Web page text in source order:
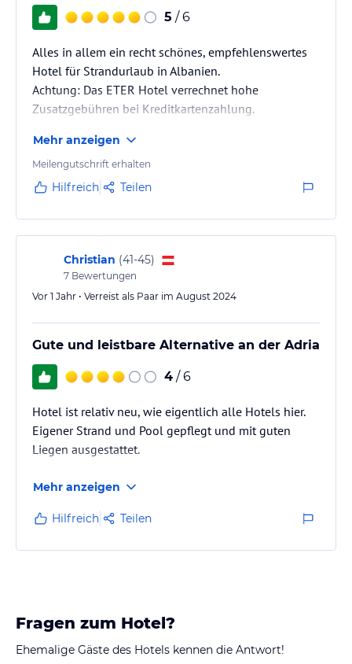
5 / 6
Alles in allem ein recht schönes, empfehlenswertes
Hotel für Strandurlaub in Albanien.
Achtung: Das ETER Hotel verrechnet hohe
Zusatzgebühren bei Kreditkartenzahlung.
Mehr anzeigen
Meilengutschrift erhalten
Hilfreich Teilen
Christian (41-45)
7 Bewertungen
Vor 1 Jahr • Verreist als Paar im August 2024
Gute und leistbare Alternative an der Adria
4 / 6
Hotel ist relativ neu, wie eigentlich alle Hotels hier.
Eigener Strand und Pool gepflegt und mit guten
Liegen ausgestattet.
Mehr anzeigen
Hilfreich Teilen
Fragen zum Hotel?
Ehemalige Gäste des Hotels kennen die Antwort!